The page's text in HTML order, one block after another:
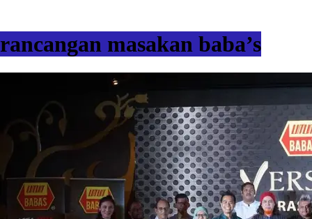
rancangan masakan baba’s